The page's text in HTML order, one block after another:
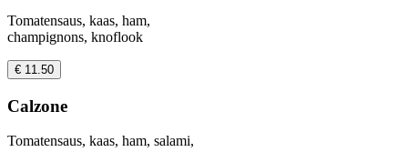
Tomatensaus, kaas, ham,
champignons, knoflook
€ 11.50
Calzone
Tomatensaus, kaas, ham, salami,